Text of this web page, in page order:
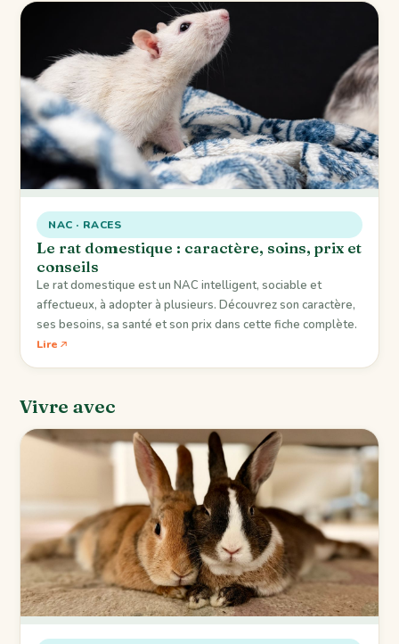
NAC · RACES
Le rat domestique : caractère, soins, prix et
conseils
Le rat domestique est un NAC intelligent, sociable et
affectueux, à adopter à plusieurs. Découvrez son caractère,
ses besoins, sa santé et son prix dans cette fiche complète.
Lire
Vivre avec